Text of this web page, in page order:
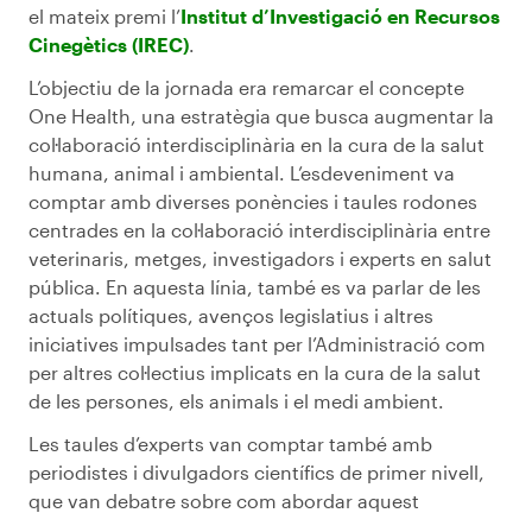
el mateix premi l’Institut d’Investigació en Recursos
Cinegètics (IREC)
L’objectiu de la jornada era remarcar el concepte
One Health, una estratègia que busca augmentar la
col·laboració interdisciplinària en la cura de la salut
humana, animal i ambiental. L’esdeveniment va
comptar amb diverses ponències i taules rodones
centrades en la col·laboració interdisciplinària entre
veterinaris, metges, investigadors i experts en salut
pública. En aquesta línia, també es va parlar de les
actuals polítiques, avenços legislatius i altres
iniciatives impulsades tant per l’Administració com
per altres col·lectius implicats en la cura de la salut
de les persones, els animals i el medi ambient.
Les taules d’experts van comptar també amb
periodistes i divulgadors científics de primer nivell,
que van debatre sobre com abordar aquest